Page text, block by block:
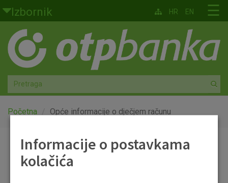
Skoči na glavni sadržaj
Izbornik
Građani
Privatno bankarstvo
Agro
Mala poduzeća i obrtnici
Globalna tržišta
☰
HR EN
Početna Opće informacije o dječjem računu
Opće informacije o
dječjem računu
Informacije o postavkama
kolačića